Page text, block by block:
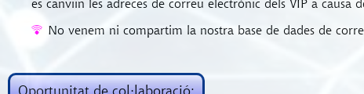
es canviïn les adreces de correu electrònic dels VIP a causa
No venem ni compartim la nostra base de dades de
Oportunitat de col·laboració: